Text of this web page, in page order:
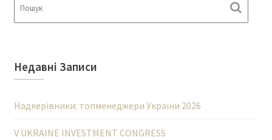
Недавні Записи
Надкерівники: топменеджери України 2026
V UKRAINE INVESTMENT CONGRESS